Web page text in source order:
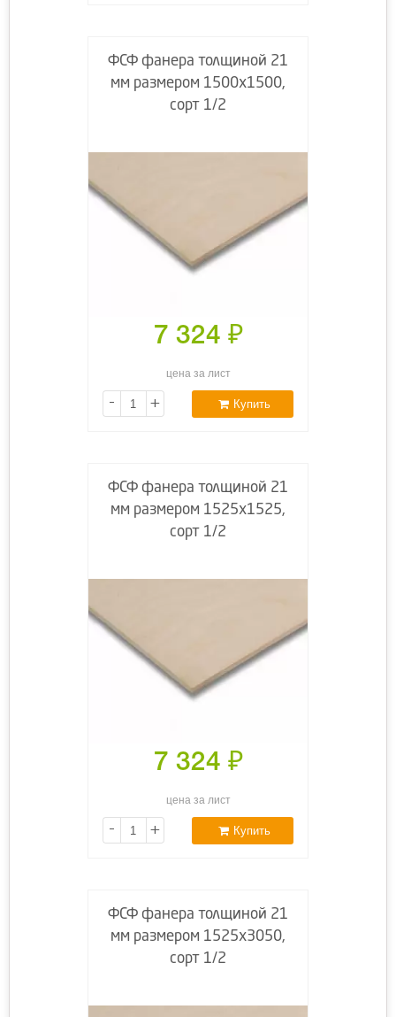
ФСФ фанера толщиной 21
мм размером 1500х1500,
сорт 1/2
7 324 ₽
цена за лист
- + Купить
ФСФ фанера толщиной 21
мм размером 1525x1525,
сорт 1/2
7 324 ₽
цена за лист
- + Купить
ФСФ фанера толщиной 21
мм размером 1525х3050,
сорт 1/2